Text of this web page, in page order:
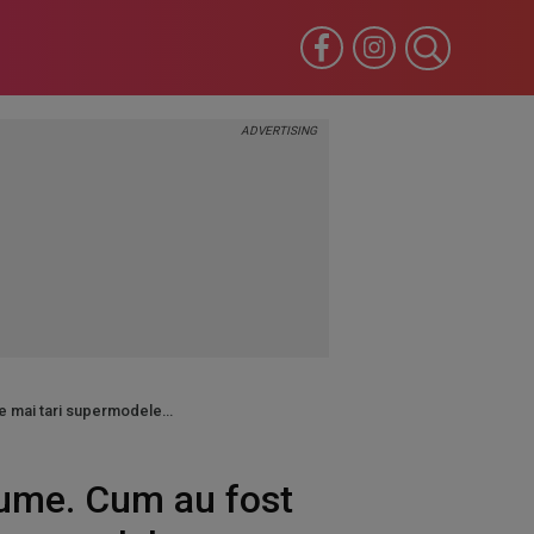
mai tari supermodele
Cum au fost